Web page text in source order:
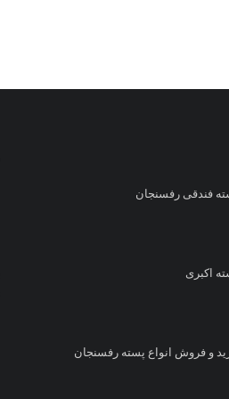
فندقی رفسنجان
اکبری
و فروش انواع پسته رفسنجان